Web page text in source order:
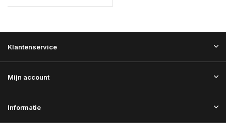
Klantenservice
Mijn account
Informatie